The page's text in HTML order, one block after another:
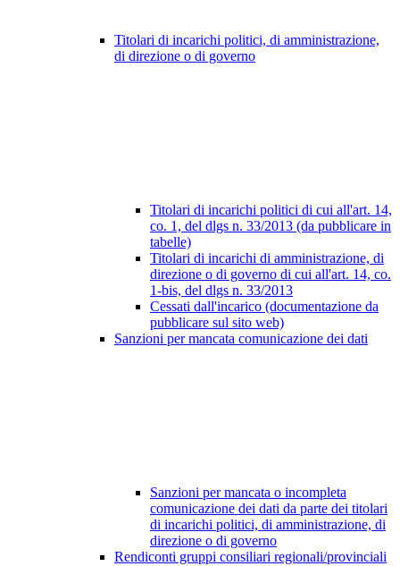
Titolari di incarichi politici, di amministrazione,
di direzione o di governo
Titolari di incarichi politici di cui all'art. 14,
co. 1, del dlgs n. 33/2013 (da pubblicare in
tabelle)
Titolari di incarichi di amministrazione, di
direzione o di governo di cui all'art. 14, co.
1-bis, del dlgs n. 33/2013
Cessati dall'incarico (documentazione da
pubblicare sul sito web)
Sanzioni per mancata comunicazione dei dati
Sanzioni per mancata o incompleta
comunicazione dei dati da parte dei titolari
di incarichi politici, di amministrazione, di
direzione o di governo
Rendiconti gruppi consiliari regionali/provinciali